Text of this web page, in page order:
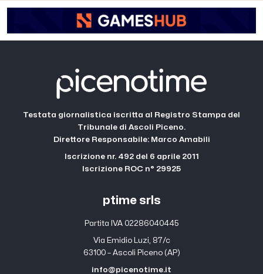
Testata giornalistica iscritta al Registro Stampa del
Tribunale di Ascoli Piceno.
Direttore Responsabile: Marco Amabili
Iscrizione nr. 492 del 6 aprile 2011
Iscrizione ROC n° 29925
ptime srls
Partita IVA 02286040445
Via Emidio Luzi, 87/c
63100 – Ascoli Piceno (AP)
info@picenotime.it